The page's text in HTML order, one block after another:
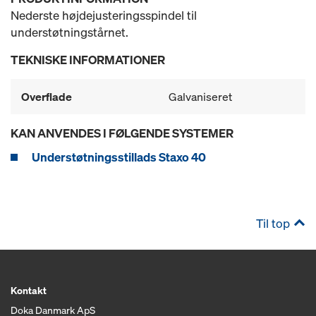
Nederste højdejusteringsspindel til
understøtningstårnet.
TEKNISKE INFORMATIONER
Overflade Galvaniseret
KAN ANVENDES I FØLGENDE SYSTEMER
Understøtningsstillads Staxo 40
Til top
Kontakt
Doka Danmark ApS